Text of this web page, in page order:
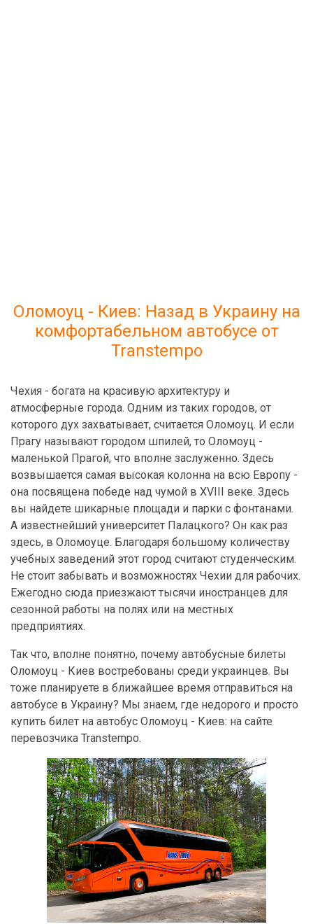
Оломоуц - Киев: Назад в Украину на
комфортабельном автобусе от
Transtempo
Чехия - богата на красивую архитектуру и
атмосферные города. Одним из таких городов, от
которого дух захватывает, считается Оломоуц. И если
Прагу называют городом шпилей, то Оломоуц -
маленькой Прагой, что вполне заслуженно. Здесь
возвышается самая высокая колонна на всю Европу -
она посвящена победе над чумой в XVIII веке. Здесь
вы найдете шикарные площади и парки с фонтанами.
А известнейший университет Палацкого? Он как раз
здесь, в Оломоуце. Благодаря большому количеству
учебных заведений этот город считают студенческим.
Не стоит забывать и возможностях Чехии для рабочих.
Ежегодно сюда приезжают тысячи иностранцев для
сезонной работы на полях или на местных
предприятиях.
Так что, вполне понятно, почему автобусные билеты
Оломоуц - Киев востребованы среди украинцев. Вы
тоже планируете в ближайшее время отправиться на
автобусе в Украину? Мы знаем, где недорого и просто
купить билет на автобус Оломоуц - Киев: на сайте
перевозчика Transtempo.